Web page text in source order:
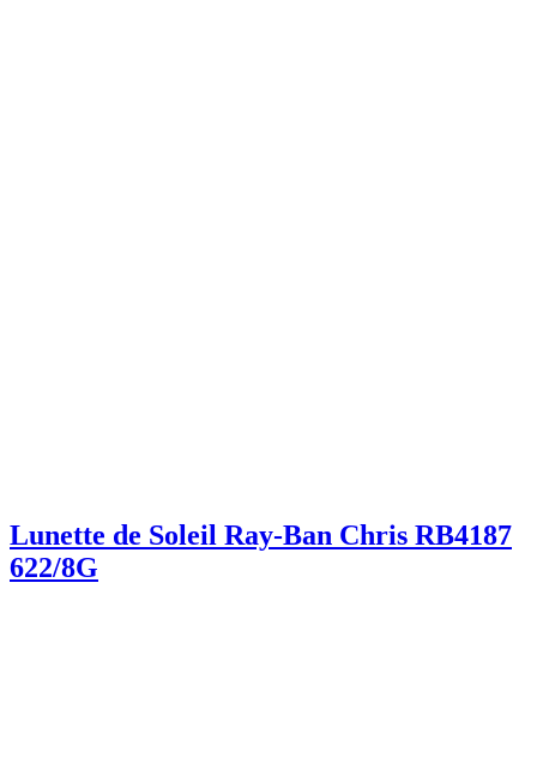
Lunette de Soleil Ray-Ban Chris RB4187
622/8G